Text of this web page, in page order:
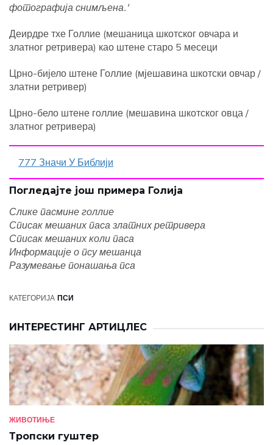
фотографија снимљена.'
Деирдре тхе Голлие (мешаница шкотског овчара и
златног ретривера) као штене старо 5 месеци
Црно-бијело штене Голлие (мјешавина шкотски овчар /
златни ретривер)
Црно-бело штене голлие (мешавина шкотског овца /
златног ретривера)
777 Значи У Библији
Погледајте још примера Голија
Слике пасмине голлие
Списак мешаних паса златних ретривера
Списак мешаних коли паса
Информације о псу мешанца
Разумевање понашања пса
КАТЕГОРИЈА ПСИ
ИНТЕРЕСТИНГ АРТИЦЛЕС
ЖИВОТИЊЕ
Тропски гуштер